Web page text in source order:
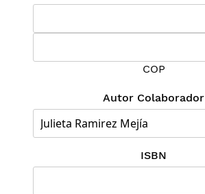
COP
Autor Colaborador
ISBN